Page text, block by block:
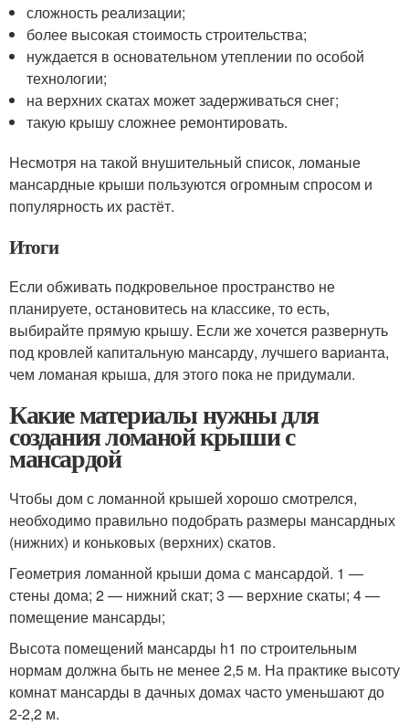
сложность реализации;
более высокая стоимость строительства;
нуждается в основательном утеплении по особой
технологии;
на верхних скатах может задерживаться снег;
такую крышу сложнее ремонтировать.
Несмотря на такой внушительный список, ломаные
мансардные крыши пользуются огромным спросом и
популярность их растёт.
Итоги
Если обживать подкровельное пространство не
планируете, остановитесь на классике, то есть,
выбирайте прямую крышу. Если же хочется развернуть
под кровлей капитальную мансарду, лучшего варианта,
чем ломаная крыша, для этого пока не придумали.
Какие материалы нужны для
создания ломаной крыши с
мансардой
Чтобы дом с ломанной крышей хорошо смотрелся,
необходимо правильно подобрать размеры мансардных
(нижних) и коньковых (верхних) скатов.
Геометрия ломанной крыши дома с мансардой. 1 —
стены дома; 2 — нижний скат; 3 — верхние скаты; 4 —
помещение мансарды;
Высота помещений мансарды h1 по строительным
нормам должна быть не менее 2,5 м. На практике высоту
комнат мансарды в дачных домах часто уменьшают до
2-2,2 м.